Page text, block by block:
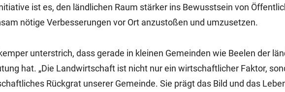
ist es, den ländlichen Raum stärker ins Bewusstsein von
nötige Verbesserungen vor Ort anzustoßen und umzusetzen.
unterstrich, dass gerade in kleinen Gemeinden wie Beelen der
hat. „Die Landwirtschaft ist nicht nur ein wirtschaftlicher Faktor,
Rückgrat unserer Gemeinde. Sie prägt das Bild und das